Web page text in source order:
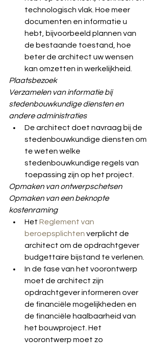
technologisch vlak. Hoe meer
documenten en informatie u
hebt, bijvoorbeeld plannen van
de bestaande toestand, hoe
beter de architect uw wensen
kan omzetten in werkelijkheid.
Plaatsbezoek
Verzamelen van informatie bij
stedenbouwkundige diensten en
andere administraties
De architect doet navraag bij de
stedenbouwkundige diensten om
te weten welke
stedenbouwkundige regels van
toepassing zijn op het project.
Opmaken van ontwerpschetsen
Opmaken van een beknopte
kostenraming
Het Reglement van
beroepsplichten verplicht de
architect om de opdrachtgever
budgettaire bijstand te verlenen.
In de fase van het voorontwerp
moet de architect zijn
opdrachtgever informeren over
de financiële mogelijkheden en
de financiële haalbaarheid van
het bouwproject. Het
voorontwerp moet zo